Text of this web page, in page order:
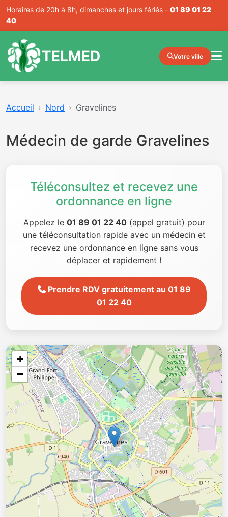
Horaires de 20h à 8h, dimanches et jours fériés - 01 89 01 22
40
TELMED Votre ville
Accueil Nord Gravelines
Médecin de garde Gravelines
Téléconsultez et recevez une
ordonnance en ligne
Appelez le 01 89 01 22 40(appel gratuit) pour
une téléconsultation rapide avec un médecin et
recevez une ordonnance en ligne sans vous
déplacer et rapidement !
Prendre RDV gratuitement au 01 89
01 22 40
+
−